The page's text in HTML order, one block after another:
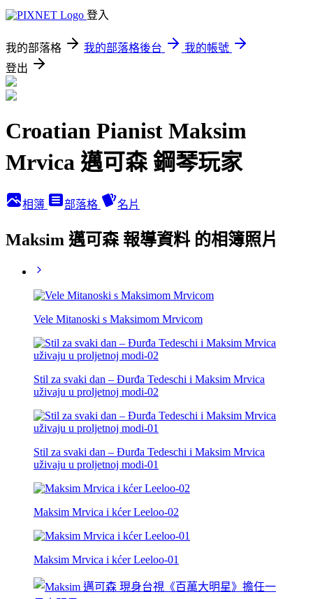
登入
我的部落格 我的部落格後台
我的帳號
登出
Croatian Pianist Maksim
Mrvica 邁可森 鋼琴玩家
相簿 部落格 名片
Maksim 邁可森 報導資料 的相簿照片
Vele Mitanoski s Maksimom Mrvicom
Stil za svaki dan – Đurđa Tedeschi i Maksim Mrvica
uživaju u proljetnoj modi-02
Stil za svaki dan – Đurđa Tedeschi i Maksim Mrvica
uživaju u proljetnoj modi-01
Maksim Mrvica i kćer Leeloo-02
Maksim Mrvica i kćer Leeloo-01